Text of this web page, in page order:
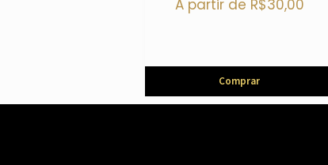
A partir de R$30,00
Comprar